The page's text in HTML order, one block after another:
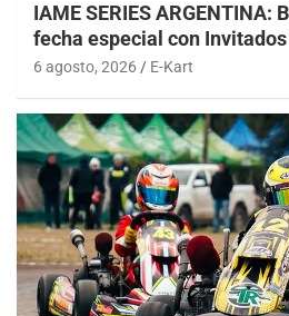
IAME SERIES ARGENTINA:
fecha especial con Invitados
6 agosto, 2026 E-Kart